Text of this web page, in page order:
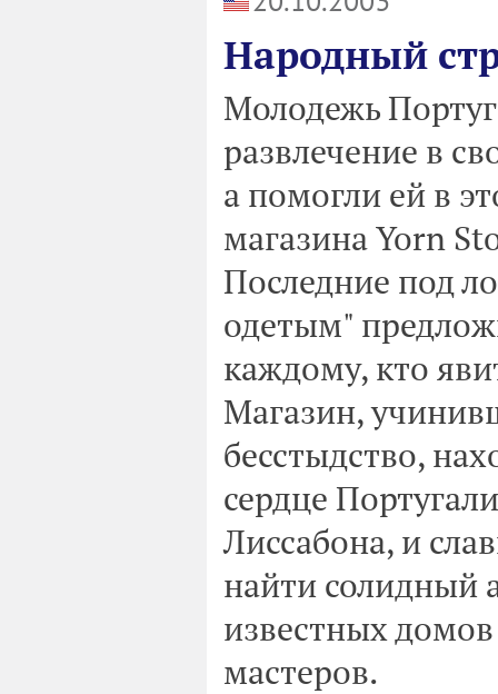
Народный
Молодежь
развлечение в
а помогли ей в
магазина Yorn
Последние под
одетым"
каждому, кто
Магазин,
бесстыдство,
сердце
Лиссабона, и
найти солидный
известных
мастеров.